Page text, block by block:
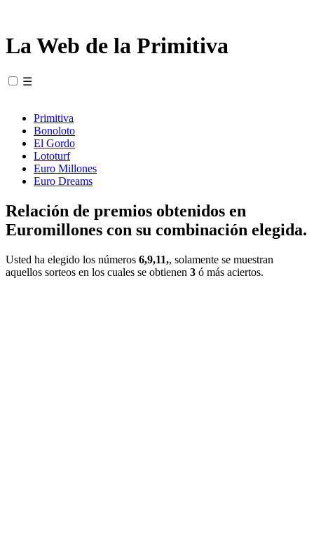
La Web de la Primitiva
☰
Primitiva
Bonoloto
El Gordo
Lototurf
Euro Millones
Euro Dreams
Relación de premios obtenidos en
Euromillones con su combinación elegida.
Usted ha elegido los números 6,9,11,, solamente se muestran
aquellos sorteos en los cuales se obtienen 3 ó más aciertos.